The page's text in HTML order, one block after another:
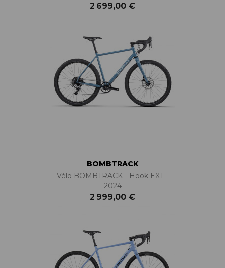
2 699,00 €
BOMBTRACK
Vélo BOMBTRACK - Hook EXT -
2024
2 999,00 €